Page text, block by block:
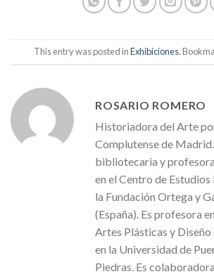
This entry was posted inExhibiciones.
ROSARIO ROMERO
Historiadora del Arte
Complutense de
bibliotecaria y
en el Centro de
la Fundación Ortega y
(España). Es profesora
Artes Plásticas y
en la Universidad de
Piedras. Es